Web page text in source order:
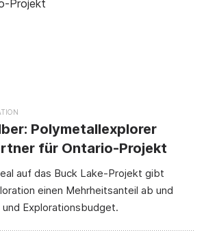
Polymetallexplorer
für Ontario-Projekt
auf das Buck Lake-Projekt gibt
einen Mehrheitsanteil ab und
Explorationsbudget.